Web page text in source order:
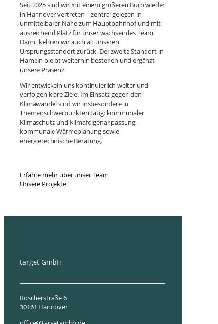
Seit 2025 sind wir mit einem größeren Büro wieder
in Hannover vertreten – zentral gelegen in
unmittelbarer Nähe zum Hauptbahnhof und mit
ausreichend Platz für unser wachsendes Team.
Damit kehren wir auch an unseren
Ursprungsstandort zurück. Der zweite Standort in
Hameln bleibt weiterhin bestehen und ergänzt
unsere Präsenz.
Wir entwickeln uns kontinuierlich weiter und
verfolgen klare Ziele. Im Einsatz gegen den
Klimawandel sind wir insbesondere in
Themenschwerpunkten tätig: kommunaler
Klimaschutz und Klimafolgenanpassung,
kommunale Wärmeplanung sowie
energietechnische Beratung.
Erfahre mehr über unser Team
Unsere Projekte
target GmbH
Roscherstraße 6
30161 Hannover